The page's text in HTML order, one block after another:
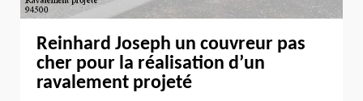
Reinhard Joseph un couvreur pas
cher pour la réalisation d’un
ravalement projeté